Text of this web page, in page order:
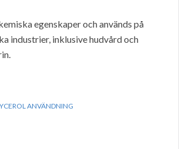
egenskaper och används på
industrier, inklusive hudvård och
ANVÄNDNING